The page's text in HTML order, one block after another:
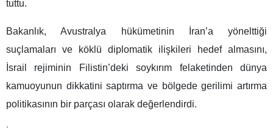
tuttu.
Bakanlık, Avustralya hükümetinin İran’a yönelttiği
suçlamaları ve köklü diplomatik ilişkileri hedef almasını,
İsrail rejiminin Filistin’deki soykırım felaketinden dünya
kamuoyunun dikkatini saptırma ve bölgede gerilimi artırma
politikasının bir parçası olarak değerlendirdi.